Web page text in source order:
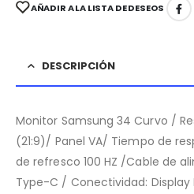
AÑADIR A LA LISTA DE DESEOS
DESCRIPCIÓN
Monitor Samsung 34 Curvo /
(21:9)/ Panel VA/ Tiempo de
de refresco 100 HZ /Cable de
Type-C / Conectividad: Display